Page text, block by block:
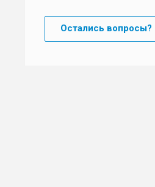
Остались вопросы?